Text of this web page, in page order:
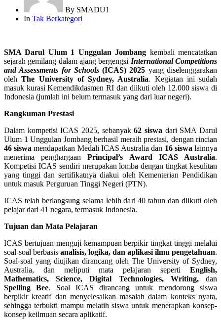
By SMADU1
In Tak Berkategori
SMA Darul Ulum 1 Unggulan Jombang kembalimencatatkan
sejarah gemilang dalam ajang bergengsi International Competitions
and Assessments for Schools(ICAS) 2025 yang diselenggarakan
olehThe University of Sydney, Australia. Kegiatan ini sudah
masuk kurasi Kemendikdasmen RI dan diikuti oleh 1 2.000 siswa di
Indonesia (jumlah ini belum termasuk yang dari luar negeri).
Rangkuman Prestasi
Dalam kompetisi ICAS 2025, sebanyak62 siswa dari SMA Darul
Ulum 1 Unggulan Jombang berhasil meraih prestasi, dengan rincian
46 siswa mendapatkan Medali ICAS Australia dan 16 siswa lainnya
menerima penghargaanPrincipal’s Award ICAS Australia.
Kompetisi ICAS sendiri merupakan lomba dengan tingkat kesulitan
yang tinggi dan sertifikatnya diakui oleh Kementerian Pendidikan
untuk masuk Perguruan Tinggi Negeri (PTN).
ICAS telah berlangsung selama lebih dari 40 tahun dan diikuti oleh
pelajar dari 41 negara, termasuk Indonesia.
Tujuan dan Mata Pelajaran
ICAS bertujuan menguji kemampuan berpikir tingkat tinggi melalui
soal-soal berbasis analisis, logika, dan aplikasi ilmu pengetahuan.
Soal-soal yang diujikan dirancang oleh The University of Sydney,
Australia, dan meliputi mata pelajaran seperti English,
Mathematics, Science, Digital Technologies, Writing,dan
Spelling Bee. Soal ICAS dirancang untuk mendorong siswa
berpikir kreatif dan menyelesaikan masalah dalam konteks nyata,
sehingga terbukti mampu melatih siswa untuk menerapkan konsep-
konsep keilmuan secara aplikatif.